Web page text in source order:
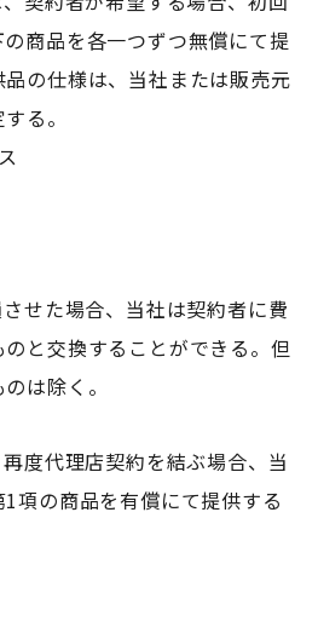
商品を各一つずつ無償にて提
の仕様は、当社または販売元
る。
せた場合、当社は契約者に費
と交換することができる。但
は除く。
度代理店契約を結ぶ場合、当
項の商品を有償にて提供する